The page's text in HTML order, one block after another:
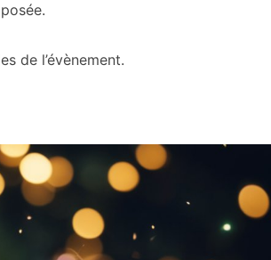
de l’évènement.